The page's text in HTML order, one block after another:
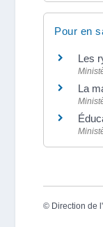
Pour en
Les
La
© Direction de